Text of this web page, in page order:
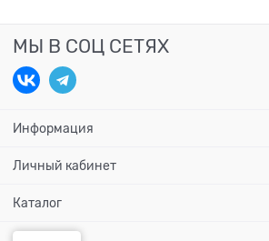
МЫ В СОЦ СЕТЯХ
Информация
Личный кабинет
Каталог